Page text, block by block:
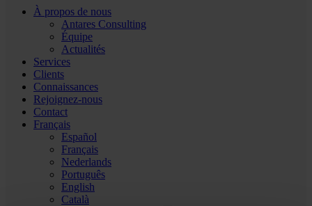
À propos de nous
Antares Consulting
Équipe
Actualités
Services
Clients
Connaissances
Rejoignez-nous
Contact
Français
Español
Français
Nederlands
Português
English
Català